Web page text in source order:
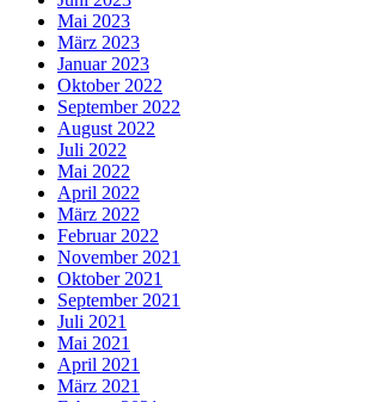
Mai 2023
März 2023
Januar 2023
Oktober 2022
September 2022
August 2022
Juli 2022
Mai 2022
April 2022
März 2022
Februar 2022
November 2021
Oktober 2021
September 2021
Juli 2021
Mai 2021
April 2021
März 2021